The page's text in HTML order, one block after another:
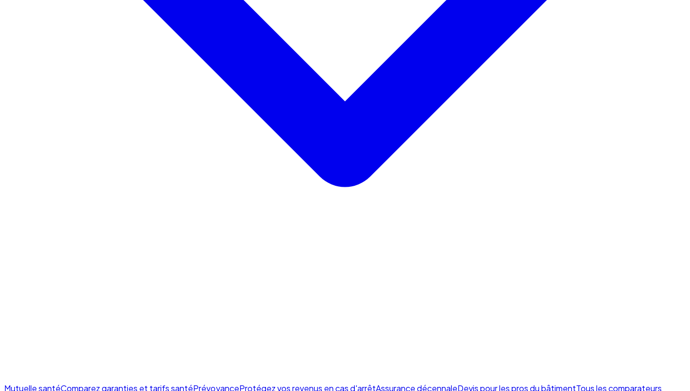
Mutuelle santéComparez garanties et tarifs santéPrévoyanceProtégez vos revenus en cas d'arrêtAssurance décennaleDevis pour les pros du bâtimentTous les comparateurs